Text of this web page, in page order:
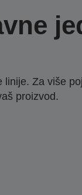
Za više
proizvod.